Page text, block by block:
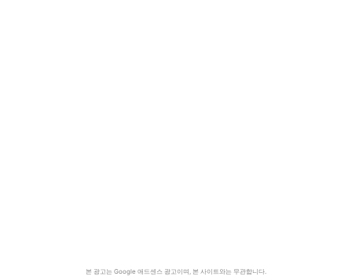
본 광고는 Google 애드센스 광고이며, 본 사이트와는 무관합니다.